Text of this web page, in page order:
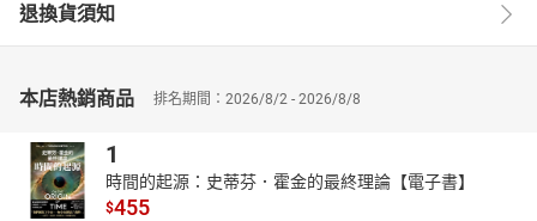
退換貨須知
本店熱銷商品 排名期間：2026/8/2 - 2026/8/8
1
時間的起源：史蒂芬．霍金的最終理論【電子書】
$455